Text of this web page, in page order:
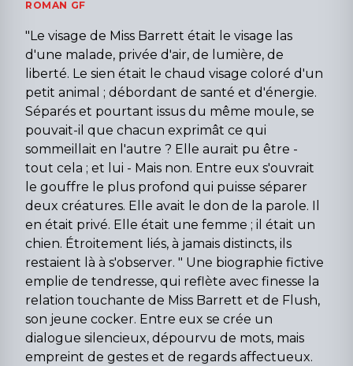
ROMAN GF
"Le visage de Miss Barrett était le visage las
d'une malade, privée d'air, de lumière, de
liberté. Le sien était le chaud visage coloré d'un
petit animal ; débordant de santé et d'énergie.
Séparés et pourtant issus du même moule, se
pouvait-il que chacun exprimât ce qui
sommeillait en l'autre ? Elle aurait pu être -
tout cela ; et lui - Mais non. Entre eux s'ouvrait
le gouffre le plus profond qui puisse séparer
deux créatures. Elle avait le don de la parole. Il
en était privé. Elle était une femme ; il était un
chien. Étroitement liés, à jamais distincts, ils
restaient là à s'observer. " Une biographie fictive
emplie de tendresse, qui reflète avec finesse la
relation touchante de Miss Barrett et de Flush,
son jeune cocker. Entre eux se crée un
dialogue silencieux, dépourvu de mots, mais
empreint de gestes et de regards affectueux.